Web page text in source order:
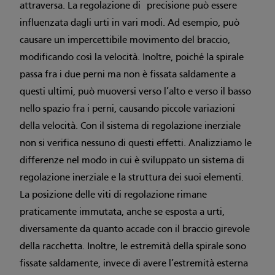
attraversa. La regolazione di precisione può essere
influenzata dagli urti in vari modi. Ad esempio, può
causare un impercettibile movimento del braccio,
modificando così la velocità. Inoltre, poiché la spirale
passa fra i due perni ma non è fissata saldamente a
questi ultimi, può muoversi verso l’alto e verso il basso
nello spazio fra i perni, causando piccole variazioni
della velocità. Con il sistema di regolazione inerziale
non si verifica nessuno di questi effetti. Analizziamo le
differenze nel modo in cui è sviluppato un sistema di
regolazione inerziale e la struttura dei suoi elementi.
La posizione delle viti di regolazione rimane
praticamente immutata, anche se esposta a urti,
diversamente da quanto accade con il braccio girevole
della racchetta. Inoltre, le estremità della spirale sono
fissate saldamente, invece di avere l’estremità esterna